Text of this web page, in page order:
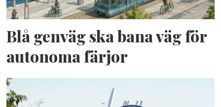
Blå genväg ska bana väg för
autonoma färjor